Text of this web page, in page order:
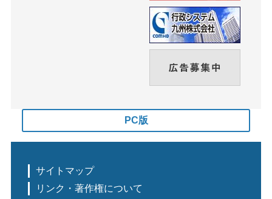
PC版
サイトマップ
リンク・著作権について